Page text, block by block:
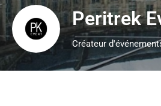
Peritrek
Créateur